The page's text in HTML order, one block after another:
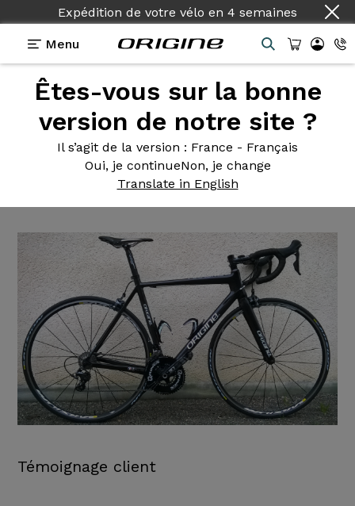
Expédition de votre vélo en 4 semaines
Menu
Êtes-vous sur la bonne
version de notre site ?
Il s’agit de la version : France - Français
Oui, je continueNon, je change
Translate in English
Témoignages>Origine Axxome configuré base
Origine Axxome configuré
base PS24
Témoignage client